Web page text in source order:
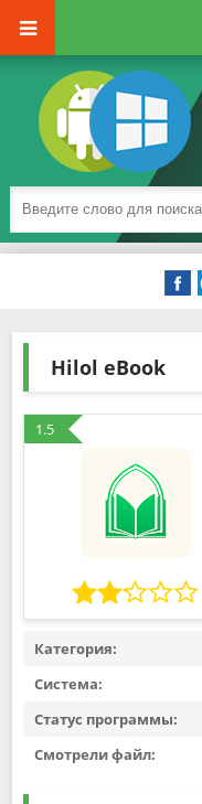
Hilol eBook
1.5
Категория:
Система:
Статус программы:
Смотрели файл: